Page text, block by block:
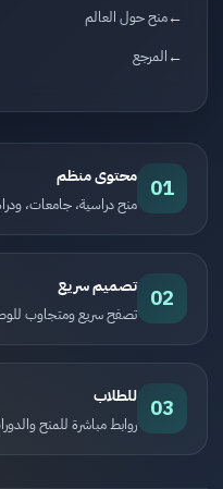
منح حول العالم
المرجع
01 محتوى منظم
منح دراسية، جامعات،
02 تصميم سريع
تصفح سريع ومتجاوب
03 للطلاب
روابط مباشرة للمنح